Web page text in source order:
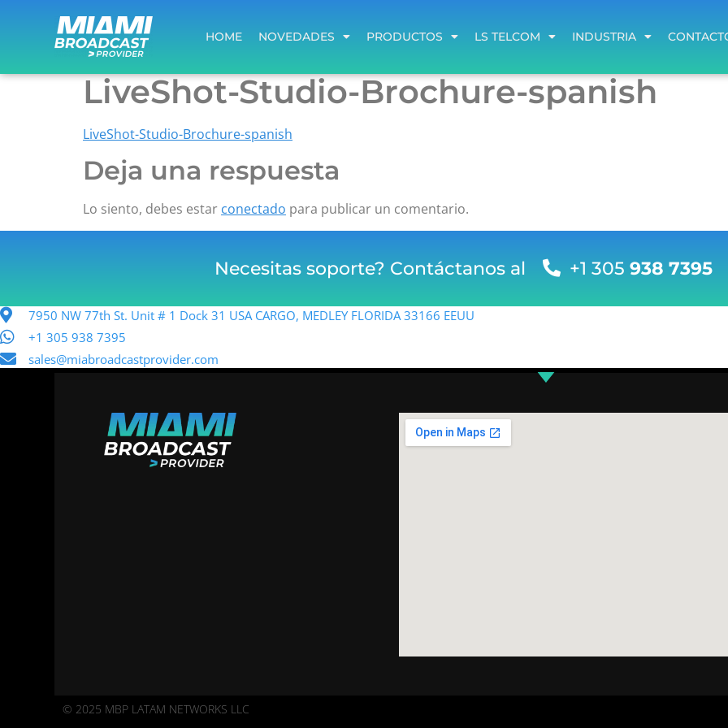
HOME NOVEDADES PRODUCTOS LS TELCOM INDUSTRIA
HOME NOVEDADES PRODUCTOS LS TELCOM INDUSTRIA
LiveShot-Studio-Brochure-spanish
LiveShot-Studio-Brochure-spanish
Deja una respuesta
Lo siento, debes estar conectado para publicar un comentario.
Necesitas soporte? Contáctanos al +1 305 938 7395
7950 NW 77th St. Unit # 1 Dock 31 USA CARGO, MEDLEY FLORIDA 33166 EEUU
+1 305 938 7395
sales@miabroadcastprovider.com
© 2025 MBP LATAM NETWORKS LLC